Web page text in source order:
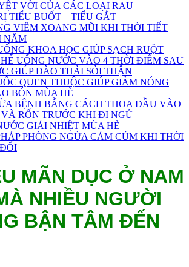
VỜI CỦA CÁC LOẠI RAU
TIỂU BUỐT – TIỂU GẮT
VIÊM XOANG MŨI KHI THỜI TIẾT
NĂM
KHOA HỌC GIÚP SẠCH RUỘT
UỐNG NƯỚC VÀO 4 THỜI ĐIỂM SAU
GIÚP ĐÀO THẢI SỎI THẬN
QUEN THUỘC GIÚP GIẢM NÓNG
BÓN MÙA HÈ
BỆNH BẰNG CÁCH THOA DẦU VÀO
RỐN TRƯỚC KHI ĐI NGỦ
GIẢI NHIỆT MÙA HÈ
PHÒNG NGỪA CẢM CÚM KHI THỜI
MÃN DỤC Ở NAM
NHIỀU NGƯỜI
BẬN TÂM ĐẾN